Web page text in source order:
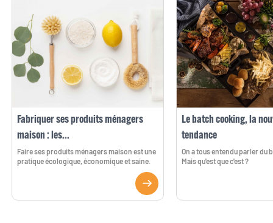
Fabriquer ses produits ménagers
maison : les...
Faire ses produits ménagers maison est une
pratique écologique, économique et saine.
Le batch cooking, la
tendance
On a tous entendu parler du
Mais qu'est que c'est ?